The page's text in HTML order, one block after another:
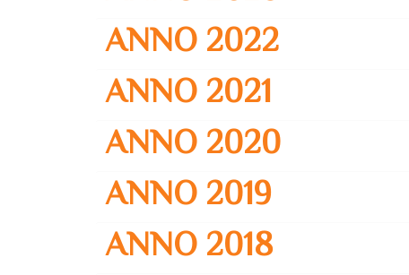
ANNO 2022
ANNO 2021
ANNO 2020
ANNO 2019
ANNO 2018